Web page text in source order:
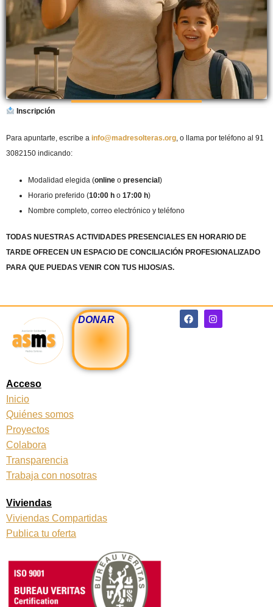
Inscripción
Para apuntarte, escribe a info@madresolteras.org , o llama por teléfono al 91
3082150 indicando:
Modalidad elegida (online o presencial )
Horario preferido (10:00 h o 17:00 h)
Nombre completo, correo electrónico y teléfono
TODAS NUESTRAS ACTIVIDADES PRESENCIALES EN HORARIO DE
TARDE OFRECEN UN ESPACIO DE CONCILIACIÓN PROFESIONALIZADO
PARA QUE PUEDAS VENIR CON TUS HIJOS/AS.
DONAR
F
a
c
I
n
s
Acceso
Inicio
Quiénes somos
Proyectos
Colabora
Transparencia
Trabaja con nosotras
Viviendas
Viviendas Compartidas
Publica tu oferta